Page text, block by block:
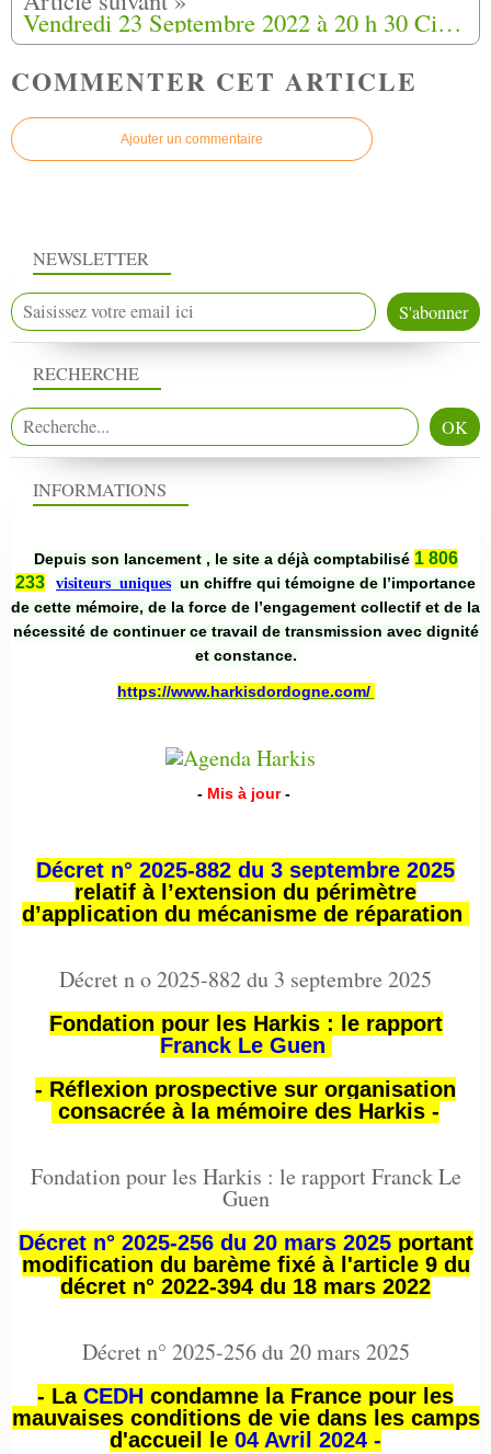
Vendredi 23 Septembre 2022 à 20 h 30 Ciné Cinéma présente (Les Harkis) à Périgueux (24)
COMMENTER CET ARTICLE
Ajouter un commentaire
NEWSLETTER
RECHERCHE
INFORMATIONS
Depuis son lancement , le site a déjà comptabilisé 1 806
233
visiteurs uniques un chiffre qui témoigne de l’importance
de cette mémoire, de la force de l’engagement collectif et de la
nécessité de continuer ce travail de transmission avec dignité
et constance.
https://www.harkisdordogne.com/
- Mis à jour -
Décret n° 2025-882 du 3 septembre 2025
relatif à l’extension du périmètre
d’application du mécanisme de réparation
Décret n o 2025-882 du 3 septembre 2025
Fondation pour les Harkis : le rapport
Franck Le Guen
- Réflexion prospective sur organisation
consacrée à la mémoire des Harkis -
Fondation pour les Harkis : le rapport Franck Le
Guen
Décret n° 2025-256 du 20 mars 2025portant
modification du barème fixé à l'article 9 du
décret n° 2022-394 du 18 mars 2022
Décret n° 2025-256 du 20 mars 2025
- La CEDH condamne la France pour les
mauvaises conditions de vie dans les camps
d'accueil le 04 Avril 2024 -